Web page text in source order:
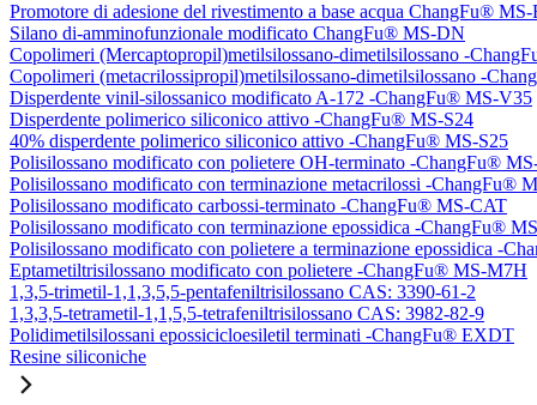
Promotore di adesione del rivestimento a base acqua ChangFu® MS-
Silano di-amminofunzionale modificato ChangFu® MS-DN
Copolimeri (Mercaptopropil)metilsilossano-dimetilsilossano -
Copolimeri (metacrilossipropil)metilsilossano-dimetilsilossano -
Disperdente vinil-silossanico modificato A-172 -ChangFu® MS-V35
Disperdente polimerico siliconico attivo -ChangFu® MS-S24
40% disperdente polimerico siliconico attivo -ChangFu® MS-S25
Polisilossano modificato con polietere OH-terminato -ChangFu®
Polisilossano modificato con terminazione metacrilossi -ChangFu®
Polisilossano modificato carbossi-terminato -ChangFu® MS-CAT
Polisilossano modificato con terminazione epossidica -ChangFu®
Polisilossano modificato con polietere a terminazione epossidica -
Eptametiltrisilossano modificato con polietere -ChangFu® MS-M7H
1,3,5-trimetil-1,1,3,5,5-pentafeniltrisilossano CAS: 3390-61-2
1,3,3,5-tetrametil-1,1,5,5-tetrafeniltrisilossano CAS: 3982-82-9
Polidimetilsilossani epossicicloesiletil terminati -ChangFu® EXDT
Resine siliconiche